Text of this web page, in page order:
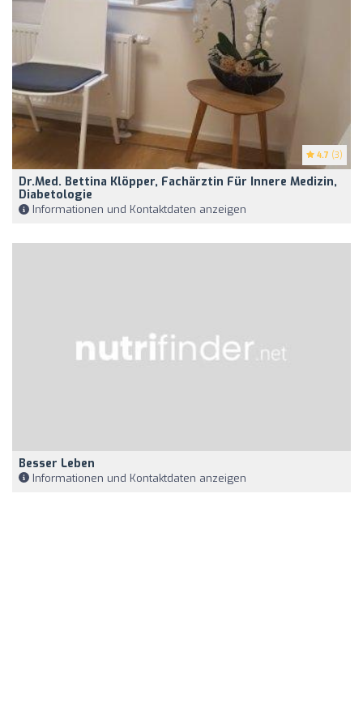
4.7 (3)
Dr.med. Bettina Klöpper, Fachärztin Für Innere Medizin,
Diabetologie
Informationen und Kontaktdaten anzeigen
Besser Leben
Informationen und Kontaktdaten anzeigen